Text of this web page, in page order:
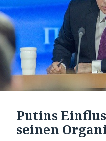
Putins
seinen